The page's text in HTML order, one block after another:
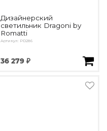
Дизайнерский
светильник Dragoni by
Romatti
Артикул: PD286
36 279 ₽